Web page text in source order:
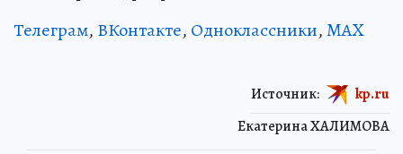
Телеграм, ВКонтакте, Одноклассники,MAX
Екатерина ХАЛИМОВА
Источник: kp.ru